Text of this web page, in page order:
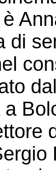
di
a